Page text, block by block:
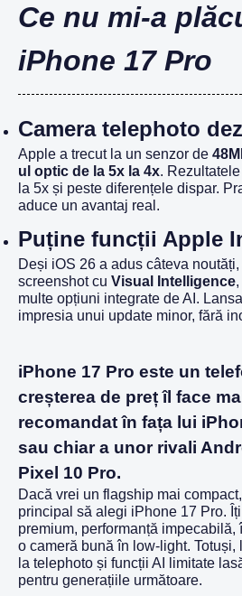
Ce nu mi-a
iPhone 17 Pro
Camera telephoto
Apple a trecut la un senzor de
ul optic de la 5x la 4x.
la 5x și peste diferențele dispar.
aduce un avantaj real.
Puține funcții Apple
Deși iOS 26 a adus câteva
screenshot cu Visual Intelligence
multe opțiuni integrate de AI.
impresia unui update minor, fără
iPhone 17 Pro este un
creșterea de preț îl face
recomandat în fața lui
sau chiar a unor rivali
Pixel 10 Pro.
Dacă vrei un flagship mai
principal să alegi iPhone 17 Pro.
premium, performanță impecabilă,
o cameră bună în low-light. Totuși,
la telephoto și funcții AI limitate
pentru generațiile următoare.